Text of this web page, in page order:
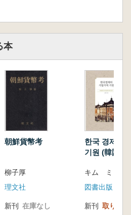
本
朝鮮貨幣考
柳子厚
理文社
新刊 在庫なし
한국 경제의
기원 (韓国経
朝鮮実業倶
キム ミョン
図書出版 ピ
新刊 取り寄せ